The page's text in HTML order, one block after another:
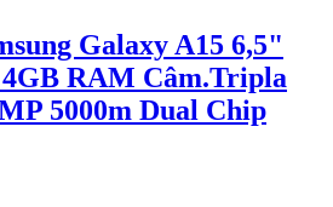
Galaxy A15 6,5"
RAM Câm.Tripla
5000m Dual Chip